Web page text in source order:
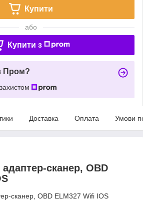
Купити
або
Купити з
Пром?
Доставка Оплата Умови
адаптер-сканер, OBD
сканер, OBD ELM327 Wifi IOS